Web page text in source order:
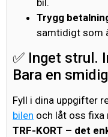
bil.
Trygg
samtidigt som
✅ Inget strul.
Bara en
Fyll i dina uppgifter
bilen och låt oss fixa
TRF-KORT – det